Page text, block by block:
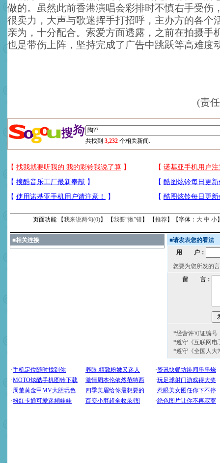
做的。虽然此前香港演唱会彩排时不慎右手受伤
很卖力，大声与歌迷挥手打招呼，主办方的各个
亲为，十分配合。索爱方面透露，之前在拍摄手
也是带伤上阵，坚持完成了广告中跳跃等高难度
(责
共找到 3,232 个相关新闻.
页面功能 【我来说两句(0)】 【我要“揪”错】 【推荐】【字体： 大 中 小
■相关连接 ■请发表您的看法
用 户：
您要为您所发的
留 言：
*经营许可证编号
*遵守《互联网电
*遵守《全国人大